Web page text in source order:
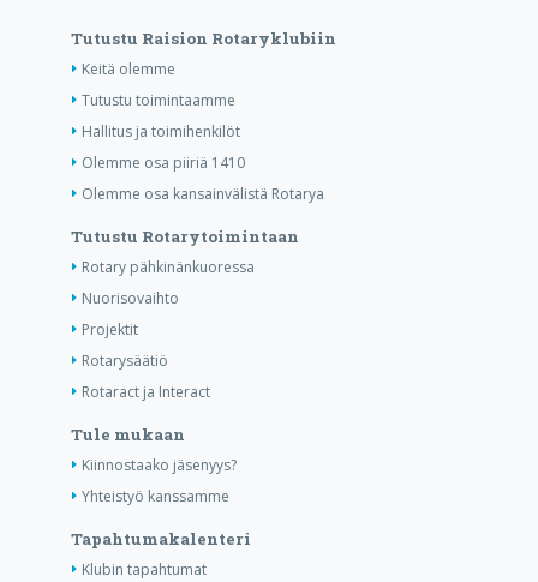
Tutustu Raision Rotaryklubiin
Keitä olemme
Tutustu toimintaamme
Hallitus ja toimihenkilöt
Olemme osa piiriä 1410
Olemme osa kansainvälistä Rotarya
Tutustu Rotarytoimintaan
Rotary pähkinänkuoressa
Nuorisovaihto
Projektit
Rotarysäätiö
Rotaract ja Interact
Tule mukaan
Kiinnostaako jäsenyys?
Yhteistyö kanssamme
Tapahtumakalenteri
Klubin tapahtumat